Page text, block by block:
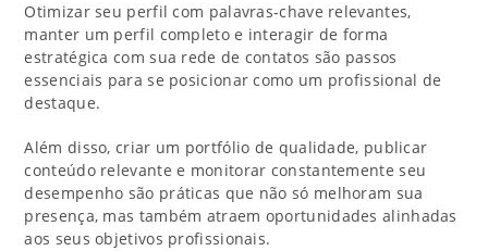
Otimizar seu perfil com palavras-chave relevantes,
manter um perfil completo e interagir de forma
estratégica com sua rede de contatos são passos
essenciais para se posicionar como um profissional de
destaque.
Além disso, criar um portfólio de qualidade, publicar
conteúdo relevante e monitorar constantemente seu
desempenho são práticas que não só melhoram sua
presença, mas também atraem oportunidades alinhadas
aos seus objetivos profissionais.